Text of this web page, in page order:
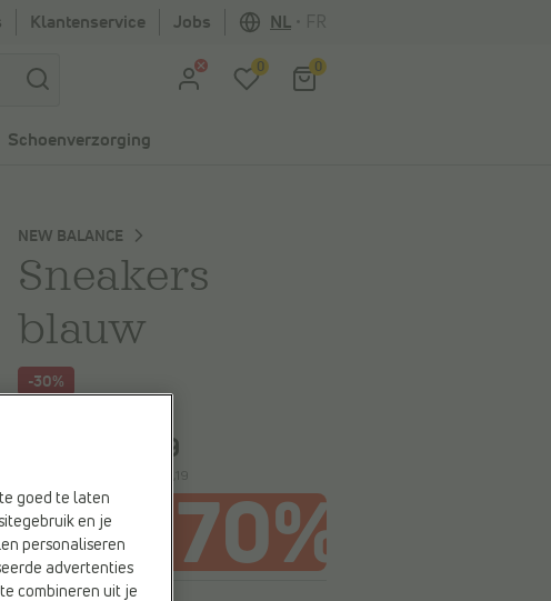
Klantenservice Jobs NL
0 0
Schoenverzorging
NEW BALANCE
Sneakers
blauw
-30%
€ 60,19
goed te laten
en je
personaliseren
advertenties
combineren uit je